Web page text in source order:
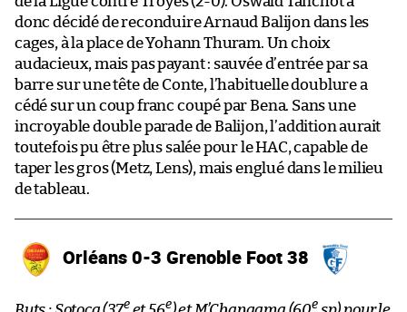
donc décidé de reconduire Arnaud Balijon dans les
cages, à la place de Yohann Thuram. Un choix
audacieux, mais pas payant : sauvée d’entrée par sa
barre sur une tête de Conte, l’habituelle doublure a
cédé sur un coup franc coupé par Bena. Sans une
incroyable double parade de Balijon, l’addition aurait
toutefois pu être plus salée pour le HAC, capable de
taper les gros (Metz, Lens), mais englué dans le milieu
de tableau.
Orléans 0-3 Grenoble Foot 38
e e e